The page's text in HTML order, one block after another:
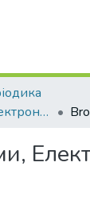
Мікросистеми, Електроніка та Акустика